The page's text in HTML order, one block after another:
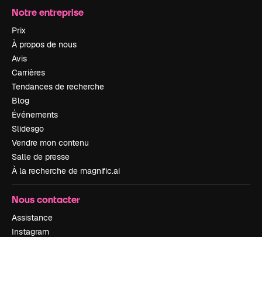
Notre entreprise
Prix
À propos de nous
Avis
Carrières
Tendances de recherche
Blog
Événements
Slidesgo
Vendre mon contenu
Salle de presse
À la recherche de magnific.ai
Nous contacter
Assistance
Instagram